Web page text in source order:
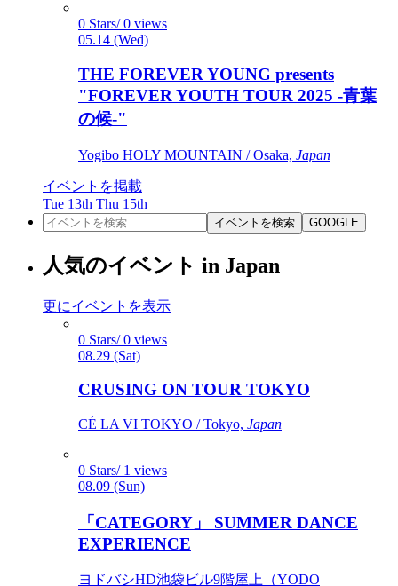
0 Stars/ 0 views
05.14 (Wed)
THE FOREVER YOUNG presents
"FOREVER YOUTH TOUR 2025 -青葉
の候-"
Yogibo HOLY MOUNTAIN / Osaka, Japan
イベントを掲載
Tue 13th Thu 15th
イベントを検索 GOOGLE
人気のイベント in Japan
更にイベントを表示
0 Stars/ 0 views
08.29 (Sat)
CRUSING ON TOUR TOKYO
CÉ LA VI TOKYO / Tokyo, Japan
0 Stars/ 1 views
08.09 (Sun)
「CATEGORY」 SUMMER DANCE
EXPERIENCE
ヨドバシHD池袋ビル9階屋上（YODO